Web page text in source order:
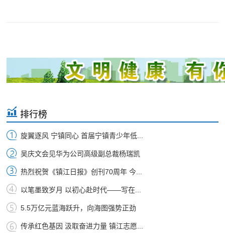
排行榜
旋翼逐风 宁镇同心 首届宁镇青少年低...
吴庆文会见华为公司高级副总裁杨瑞凯
热烈祝贺《镇江日报》创刊70周年 今...
以笔墨致岁月 以初心赴时代——写在...
5.5万亿元蓝海跃升，向海图强势正劲
传承红色基因 汲取奋进力量 镇江志愿...